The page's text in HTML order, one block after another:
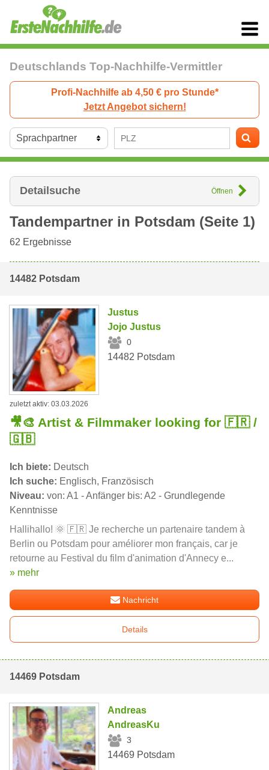
Deutschlands Top-Nachhilfe-Vermittler
Profi-Nachhilfe ab 4,50 € pro Stunde*
Jetzt Angebot sichern!
Detailsuche Öffnen
Tandempartner in Potsdam (Seite 1)
62 Ergebnisse
14482 Potsdam
Justus
Jojo Justus
0
14482 Potsdam
zuletzt aktiv: 03.03.2026
🎥🎨 Artist & Filmmaker looking for 🇫🇷 /
🇬🇧
Ich biete: Deutsch
Ich suche: Englisch, Französisch
Niveau: von: A1 - Anfänger bis: A2 - Grundlegende
Kenntnisse
Hallihallo! 🌞 🇫🇷 Je recherche un partenaire tandem à
Berlin ou Potsdam pour améliorer mon français, car je
retourne au Festival du film d'animation d'Annecy e...
» mehr
Nachricht
Details
14469 Potsdam
Andreas
AndreasKu
3
14469 Potsdam